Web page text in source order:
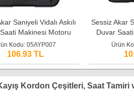
Saniyeli Vidalı Askılı
Makinesi Motoru
Set (18 mm)
Kodu: 05AYP007
106.93 TL
Sessiz Akar
Duvar
Ürün
Kordon Çeşitleri, Saat Tamiri